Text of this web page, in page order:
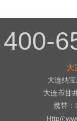
400-
大
大连纳
大连市甘
携带：
Http//